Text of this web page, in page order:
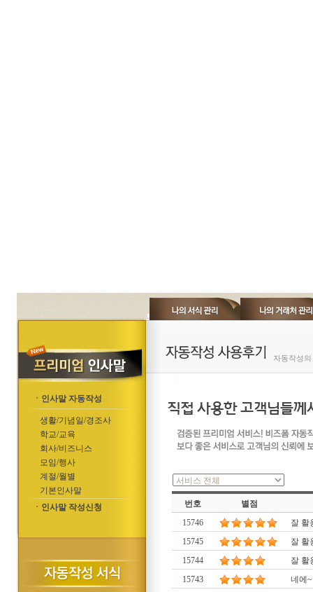
ㆍ인사말 자동작성
생활/기념일/경조사
학교/교육
회사/비즈니스
모임/행사
계절/월별
기본인사말
ㆍ인사말 작성신청
자동작성
번호
별점
15746
잘 활
15745
잘 활
15744
잘 활
15743
네에